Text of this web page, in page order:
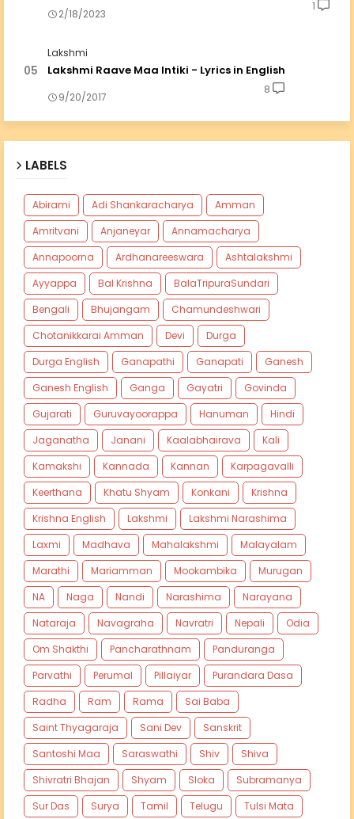
2/18/2023
1
Lakshmi
Lakshmi Raave Maa Intiki - Lyrics in English
9/20/2017
8
LABELS
Abirami Adi Shankaracharya
Amman
Amritvani
Anjaneyar
Annamacharya
Annapoorna
Ardhanareeswara
Ashtalakshmi
Ayyappa
Bal Krishna
BalaTripuraSundari
Bengali
Bhujangam
Chamundeshwari
Chotanikkarai Amman
Devi
Durga
Durga English
Ganapathi Ganapati
Ganesh
Ganesh English
Ganga Gayatri
Govinda
Gujarati
Guruvayoorappa Hanuman
Hindi
Jaganatha
Janani Kaalabhairava
Kali
Kamakshi
Kannada Kannan
Karpagavalli
Keerthana
Khatu Shyam Konkani
Krishna
Krishna English
Lakshmi
Lakshmi Narashima
Laxmi
Madhava Mahalakshmi
Malayalam
Marathi
Mariamman Mookambika
Murugan
NA
Naga Nandi Narashima
Narayana
Nataraja
Navagraha Navratri Nepali
Odia
Om Shakthi
Pancharathnam
Panduranga
Parvathi
Perumal Pillaiyar
Purandara Dasa
Radha
Ram Rama
Sai Baba
Saint Thyagaraja
Sani Dev
Sanskrit
Santoshi Maa
Saraswathi Shiv
Shiva
Shivratri Bhajan
Shyam Sloka
Subramanya
Sur Das
Surya Tamil Telugu
Tulsi Mata